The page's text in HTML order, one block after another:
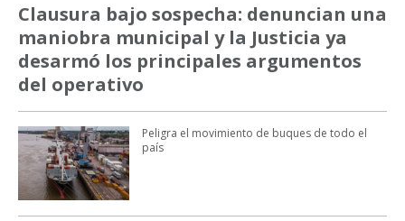
Clausura bajo sospecha: denuncian una
maniobra municipal y la Justicia ya
desarmó los principales argumentos
del operativo
Peligra el movimiento de buques de todo el
país